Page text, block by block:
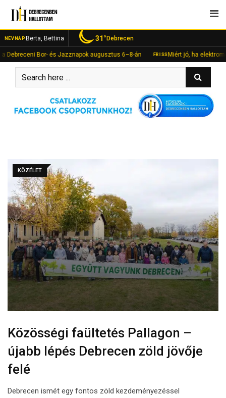
content
NÉVNAP Berta, Bettina 31°Debrecen
Bor- és Jazznapok augusztus 6–8-án FRISS Miért jó, ha elektromos?”
KÖZÉLET
Közösségi faültetés Pallagon –
újabb lépés Debrecen zöld jövője
felé
Debrecen ismét egy fontos zöld kezdeményezéssel